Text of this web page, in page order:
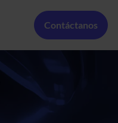
Menú Secundario
Contáctanos